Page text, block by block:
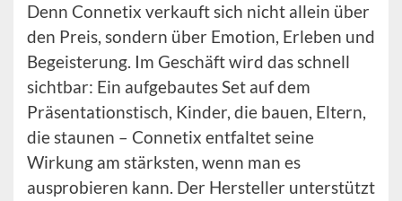
Denn Connetix verkauft sich nicht allein über
den Preis, sondern über Emotion, Erleben und
Begeisterung. Im Geschäft wird das schnell
sichtbar: Ein aufgebautes Set auf dem
Präsentationstisch, Kinder, die bauen, Eltern,
die staunen – Connetix entfaltet seine
Wirkung am stärksten, wenn man es
ausprobieren kann. Der Hersteller unterstützt